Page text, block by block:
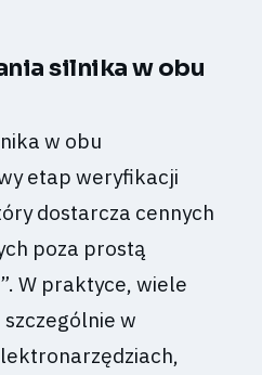
silnika w obu
w obu
etap weryfikacji
dostarcza cennych
poza prostą
W praktyce, wiele
w